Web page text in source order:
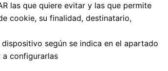
las que quiere evitar y las que permite
cookie, su finalidad, destinatario,
según se indica en el apartado
a configurarlas